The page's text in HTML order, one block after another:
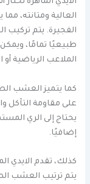
الايدي الماهرة
العالية ومتانته،
الفجيرة. يتم
طبيعيًا تمامًا،
الملاعب الرياضية
كما يتميز العشب
على مقاومة التآكل
يحتاج إلى الري
إضافيًا.
كذلك، تقدم الايدي
يتم ترتيب العشب